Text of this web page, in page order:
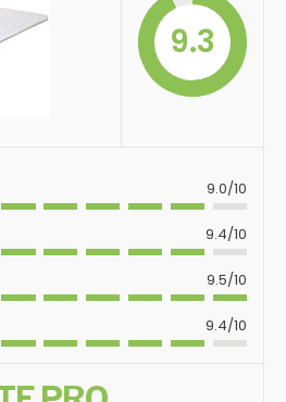
9.3
9.0/10
9.4/10
9.5/10
9.4/10